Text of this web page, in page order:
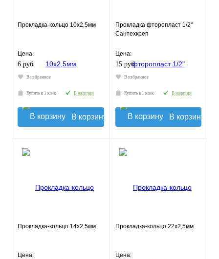
Прокладка-кольцо 10х2,5мм
Цена:
6 руб.
В избранное
Купить в 1 клик В наличии
В корзину
Прокладка фторопласт 1/2"
Сантехкреп
Цена:
15 руб.
В избранное
Купить в 1 клик В наличии
В корзину
Прокладка-кольцо 14х2,5мм
Цена:
Прокладка-кольцо 22х2,5мм
Цена: